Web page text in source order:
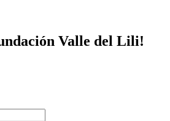
Valle del Lili!